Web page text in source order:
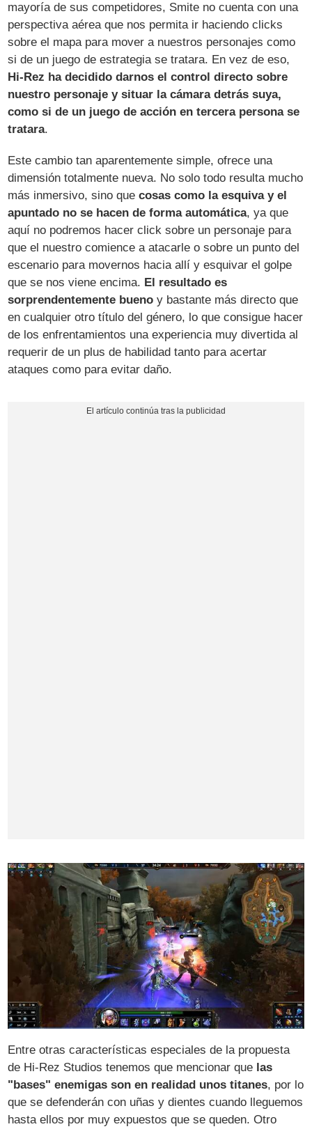
mayoría de sus competidores, Smite no cuenta con una
perspectiva aérea que nos permita ir haciendo clicks
sobre el mapa para mover a nuestros personajes como
si de un juego de estrategia se tratara. En vez de eso,
Hi-Rez ha decidido darnos el control directo sobre
nuestro personaje y situar la cámara detrás suya,
como si de un juego de acción en tercera persona se
tratara.
Este cambio tan aparentemente simple, ofrece una
dimensión totalmente nueva. No solo todo resulta mucho
más inmersivo, sino quecosas como la esquiva y el
apuntado no se hacen de forma automática, ya que
aquí no podremos hacer click sobre un personaje para
que el nuestro comience a atacarle o sobre un punto del
escenario para movernos hacia allí y esquivar el golpe
que se nos viene encima. El resultado es
sorprendentemente bueno y bastante más directo que
en cualquier otro título del género, lo que consigue hacer
de los enfrentamientos una experiencia muy divertida al
requerir de un plus de habilidad tanto para acertar
ataques como para evitar daño.
Entre otras características especiales de la propuesta
de Hi-Rez Studios tenemos que mencionar que las
"bases" enemigas son en realidad unos titanes, por lo
que se defenderán con uñas y dientes cuando lleguemos
hasta ellos por muy expuestos que se queden. Otro